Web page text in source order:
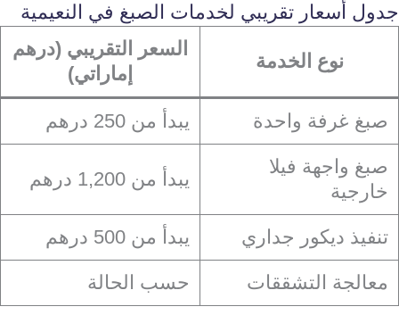
جدول أسعار تقريبي لخدمات الصبغ في النعيمية
نوع الخدمة
السعر التقريبي (درهم
إماراتي)
صبغ غرفة واحدة يبدأ من 250 درهم
صبغ واجهة فيلا
خارجية
يبدأ من 1,200 درهم
تنفيذ ديكور جداري يبدأ من 500 درهم
معالجة التشققات حسب الحالة